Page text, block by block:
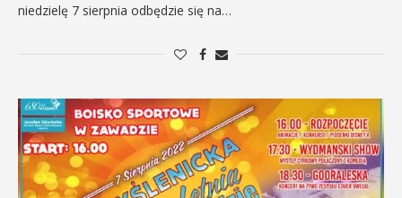
niedzielę 7 sierpnia odbędzie się na…